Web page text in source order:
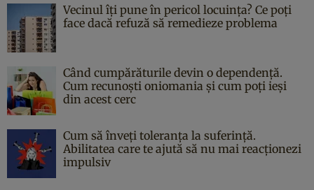
Vecinul îți pune în pericol locuința? Ce poți
face dacă refuză să remedieze problema
Când cumpărăturile devin o dependență.
Cum recunoști oniomania și cum poți ieși
din acest cerc
Cum să înveți toleranța la suferință.
Abilitatea care te ajută să nu mai reacționezi
impulsiv